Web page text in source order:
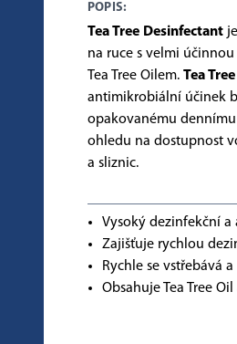
POPIS:
Tea Tree Desinfectantje
na ruce s velmi
Tea Tree Oilem. Tea
antimikrobiální účinek
opakovanému
ohledu na dostupnost
a sliznic.
Vysoký dezinfekční
Zajišťuje rychlou
Rychle se vstřebává
Obsahuje Tea Tree